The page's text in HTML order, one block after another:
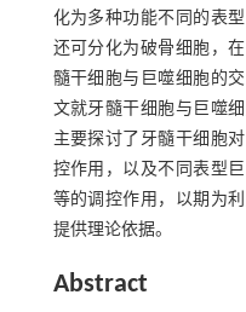
化为多种功能不同的表
还可分化为破骨细胞，
髓干细胞与巨噬细胞的
文就牙髓干细胞与巨噬
主要探讨了牙髓干细胞
控作用，以及不同表型
等的调控作用，以期为
提供理论依据。
Abstract